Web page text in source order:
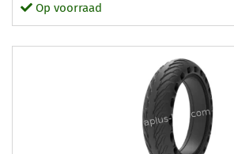
Op voorraad